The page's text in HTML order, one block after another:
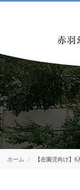
ホーム 【在園児向け】